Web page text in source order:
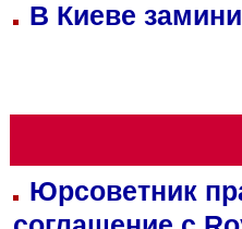
В Киеве
Юрсоветник